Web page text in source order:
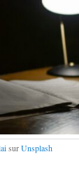
surUnsplash